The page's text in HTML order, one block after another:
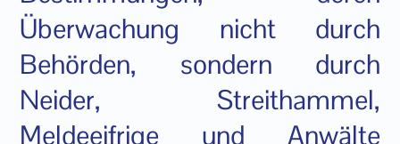
Überwachung nicht durch
Behörden, sondern durch
Neider, Streithammel,
Meldeeifrige und Anwälte